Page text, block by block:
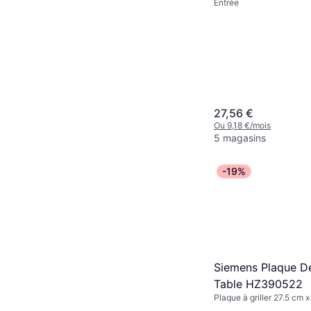
Entrée
27,56 €
Ou 9,18 €/mois
5 magasins
-19%
Siemens Plaque
Table HZ390522
Plaque à griller 27.5 cm